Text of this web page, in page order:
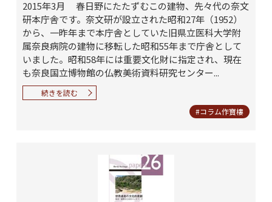
2015年3月 春日野にたたずむこの建物、先々代の奈文
研本庁舎です。奈文研が設立された昭和27年（1952）
から、一昨年まで本庁舎としていた旧県立医科大学附
属奈良病院の建物に移転した昭和55年まで庁舎として
いました。昭和58年には重要文化財に指定され、現在
も奈良国立博物館の仏教美術資料研究センター...
続きを読む
#コラム作寶樓